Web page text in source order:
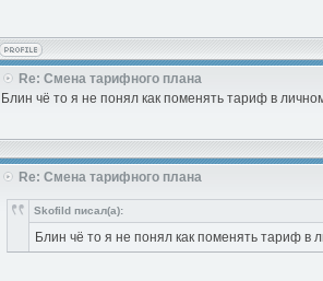
Re: Смена тарифного плана
Блин чё то я не понял как поменять тариф в
Re: Смена тарифного плана
Skofild писал(а):
Блин чё то я не понял как поменять тариф в